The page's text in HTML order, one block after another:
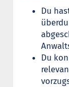
Du
Du